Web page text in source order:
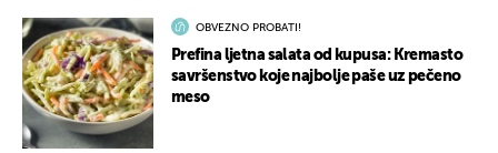
OBVEZNO PROBATI!
Prefina ljetna salata od kupusa: Kremasto
savršenstvo koje najbolje paše uz pečeno
meso